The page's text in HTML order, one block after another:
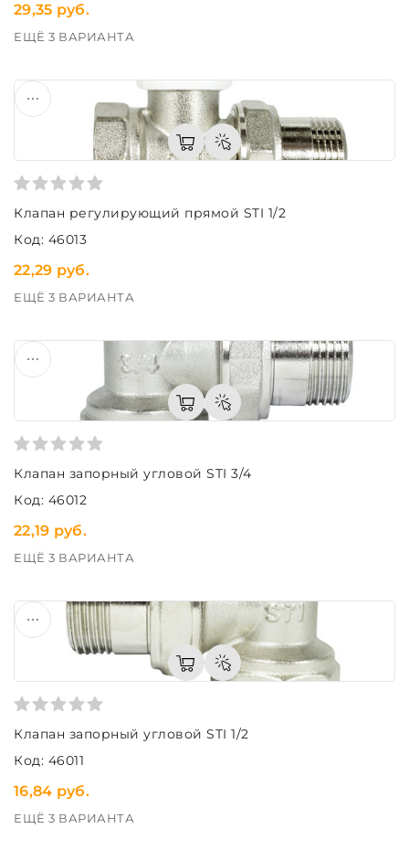
29,35 руб.
ЕЩЁ 3 ВАРИАНТА
Клапан регулирующий прямой STI 1/2
Код: 46013
22,29 руб.
ЕЩЁ 3 ВАРИАНТА
Клапан запорный угловой STI 3/4
Код: 46012
22,19 руб.
ЕЩЁ 3 ВАРИАНТА
Клапан запорный угловой STI 1/2
Код: 46011
16,84 руб.
ЕЩЁ 3 ВАРИАНТА